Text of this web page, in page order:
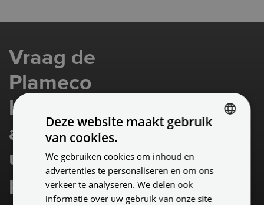
Vraag de
Plameco
brochure
aan voor
uitgebreide
productinformatie
Deze website maakt gebruik
van cookies.
We gebruiken cookies om inhoud en
advertenties te personaliseren en om ons
verkeer te analyseren. We delen ook
informatie over uw gebruik van onze site